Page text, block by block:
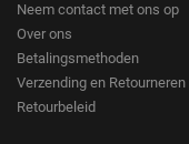
Neem contact met ons op
Over ons
Betalingsmethoden
Verzending en Retourneren
Retourbeleid